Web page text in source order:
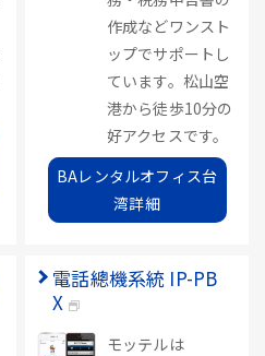
作成などワンスト
ップでサポートし
ています。松山空
港から徒歩10分の
好アクセスです。
BAレンタルオフィス台
湾詳細
電話總機系統 IP-PB
X
モッテルは